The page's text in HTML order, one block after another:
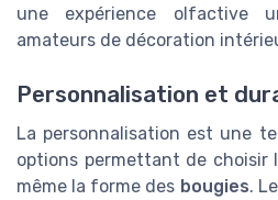
une expérience olfactive
amateurs de décoration
Personnalisation et
La personnalisation est une
options permettant de choisir
même la forme des bougies.